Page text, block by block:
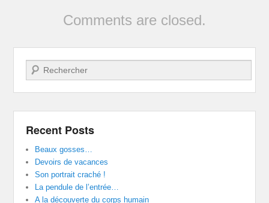
Comments are closed.
Search
Recent Posts
Beaux gosses…
Devoirs de vacances
Son portrait craché !
La pendule de l’entrée…
A la découverte du corps humain